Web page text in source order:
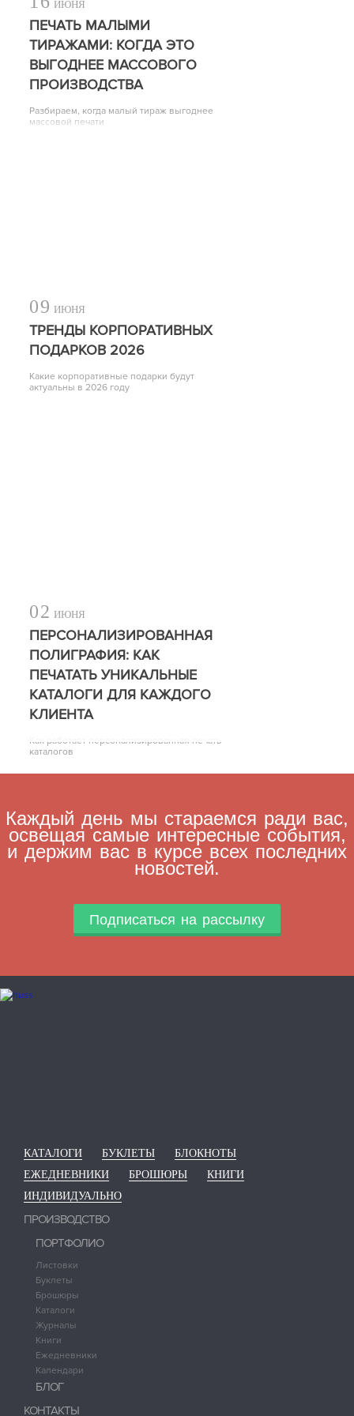
ИЮНЯ
ПЕЧАТЬ МАЛЫМИ
ТИРАЖАМИ: КОГДА ЭТО
ВЫГОДНЕЕ МАССОВОГО
ПРОИЗВОДСТВА
Разбираем, когда малый тираж выгоднее
массовой печати
09 ИЮНЯ
ТРЕНДЫ КОРПОРАТИВНЫХ
ПОДАРКОВ 2026
Какие корпоративные подарки будут
актуальны в 2026 году
02 ИЮНЯ
ПЕРСОНАЛИЗИРОВАННАЯ
ПОЛИГРАФИЯ: КАК
ПЕЧАТАТЬ УНИКАЛЬНЫЕ
КАТАЛОГИ ДЛЯ КАЖДОГО
КЛИЕНТА
Как работает персонализированная печать
каталогов
Каждый день мы стараемся ради вас,
освещая самые интересные события,
и держим вас в курсе всех последних
новостей.
Подписаться на рассылку
КАТАЛОГИ БУКЛЕТЫ
БЛОКНОТЫ
ЕЖЕДНЕВНИКИ
БРОШЮРЫ
КНИГИ
ИНДИВИДУАЛЬНО
ПРОИЗВОДСТВО
ПОРТФОЛИО
Листовки
Буклеты
Брошюры
Каталоги
Журналы
Книги
Ежедневники
Календари
БЛОГ
КОНТАКТЫ